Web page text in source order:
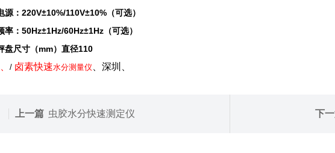
源：220V±10%/110V±10%（可选）
率：50Hz±1Hz/60Hz±1Hz（可选）
盘尺寸（mm）直径110
/ 卤素快速水分测量仪 、深圳
上一篇 虫胶水分快速测定仪 下